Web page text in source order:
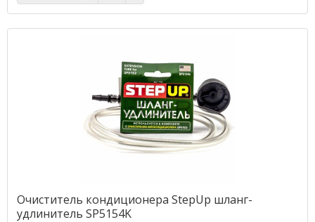
Очиститель кондиционера StepUp шланг-
удлинитель SP5154K